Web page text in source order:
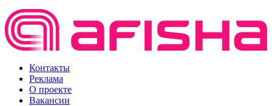
Контакты
Реклама
О проекте
Вакансии